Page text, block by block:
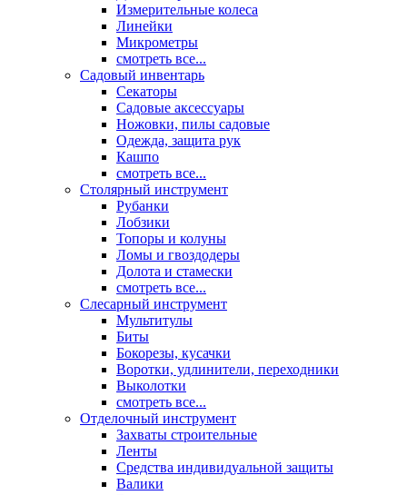
Измерительные колеса
Линейки
Микрометры
смотреть все...
Садовый инвентарь
Секаторы
Садовые аксессуары
Ножовки, пилы садовые
Одежда, защита рук
Кашпо
смотреть все...
Столярный инструмент
Рубанки
Лобзики
Топоры и колуны
Ломы и гвоздодеры
Долота и стамески
смотреть все...
Слесарный инструмент
Мультитулы
Биты
Бокорезы, кусачки
Воротки, удлинители, переходники
Выколотки
смотреть все...
Отделочный инструмент
Захваты строительные
Ленты
Средства индивидуальной защиты
Валики